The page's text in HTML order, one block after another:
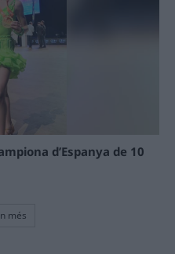
d’Espanya de 10
més